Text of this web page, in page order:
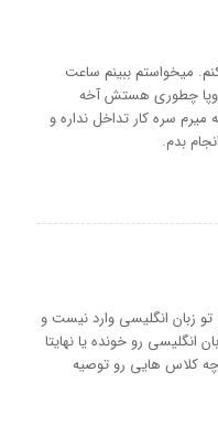
میخواستم ببینم ساعت
چطوری هستش آخه
میرم سره کار تداخل نداره و
بدم.
زبان انگلیسی وارد نیست و
رو خونده یا نهایتا
کلاس هایی رو توصیه